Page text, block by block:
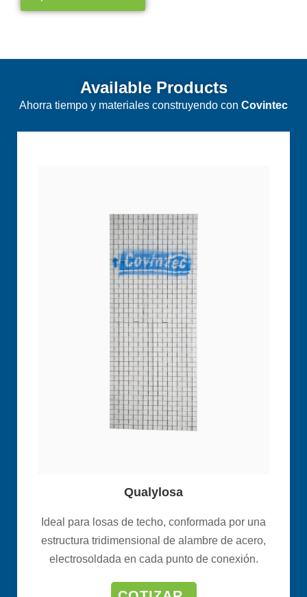
Available Products
Ahorra tiempo y materiales construyendo con Covintec
Qualylosa
Ideal para losas de techo, conformada por una
estructura tridimensional de alambre de acero,
electrosoldada en cada punto de conexión.